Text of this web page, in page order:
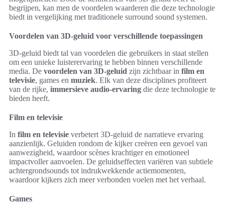
begrijpen, kan men de voordelen waarderen die deze technologie
biedt in vergelijking met traditionele surround sound systemen.
Voordelen van 3D-geluid voor verschillende toepassingen
3D-geluid biedt tal van voordelen die gebruikers in staat stellen
om een unieke luisterervaring te hebben binnen verschillende
media. De voordelen van 3D-geluid zijn zichtbaar in film en
televisie, games en muziek. Elk van deze disciplines profiteert
van de rijke, immersieve audio-ervaring die deze technologie te
bieden heeft.
Film en televisie
In film en televisie verbetert 3D-geluid de narratieve ervaring
aanzienlijk. Geluiden rondom de kijker creëren een gevoel van
aanwezigheid, waardoor scènes krachtiger en emotioneel
impactvoller aanvoelen. De geluidseffecten variëren van subtiele
achtergrondsounds tot indrukwekkende actiemomenten,
waardoor kijkers zich meer verbonden voelen met het verhaal.
Games